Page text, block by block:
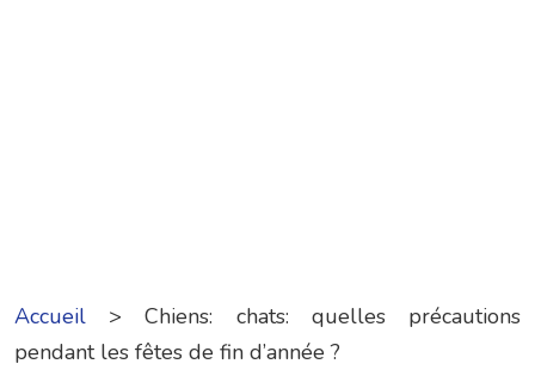
Accueil >Chiens: chats: quelles précautions
pendant les fêtes de fin d’année ?